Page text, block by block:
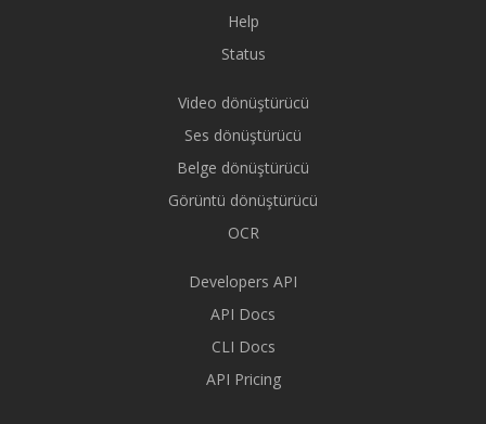
Help
Status
Video dönüştürücü
Ses dönüştürücü
Belge dönüştürücü
Görüntü dönüştürücü
OCR
Developers API
API Docs
CLI Docs
API Pricing